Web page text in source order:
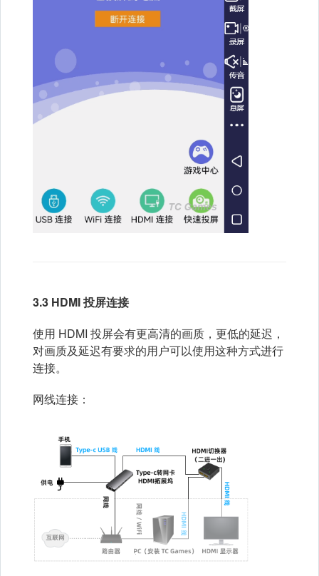
3.3 HDMI 投屏连接
使用 HDMI 投屏会有更高清的画质，更低的延迟，
对画质及延迟有要求的用户可以使用这种方式进行
连接。
网线连接：